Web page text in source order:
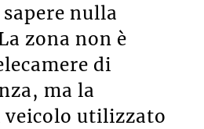
nulla
zona non è
di
ma la
veicolo utilizzato